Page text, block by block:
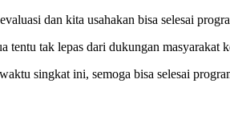
dan kita usahakan bisa selesai
tentu tak lepas dari dukungan masyarakat
singkat ini, semoga bisa selesai